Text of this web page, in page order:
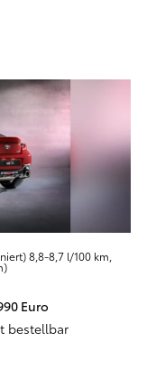
8,8-8,7 l/100 km,
Euro
bestellbar